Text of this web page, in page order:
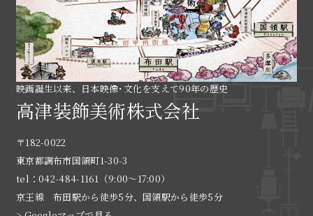
映画誕生以来、日本映像･文化を支えて90年の歴史
高津装飾美術株式会社
〒182-0022
東京都調布市国領町1-30-3
tel：042-484-1161（9:00〜17:00）
京王線 布田駅から徒歩5分、国領駅から徒歩5分